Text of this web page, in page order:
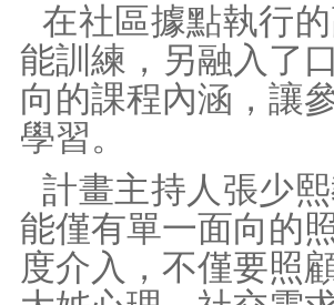
在社區據點執行
能訓練，另融入了
向的課程內涵，讓
學習。
計畫主持人張少
能僅有單一面向的
度介入，不僅要照